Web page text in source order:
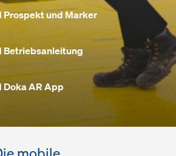
Prospekt und Marker
Betriebsanleitung
Doka AR App